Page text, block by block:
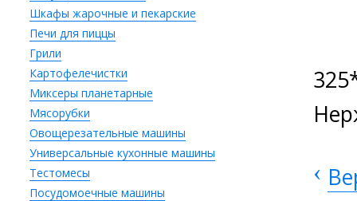
Шкафы жарочные и пекарские
Печи для пиццы
Грили
Картофелечистки
Миксеры планетарные
Мясорубки
Овощерезательные машины
Универсальные кухонные машины
Тестомесы
Посудомоечные машины
‹